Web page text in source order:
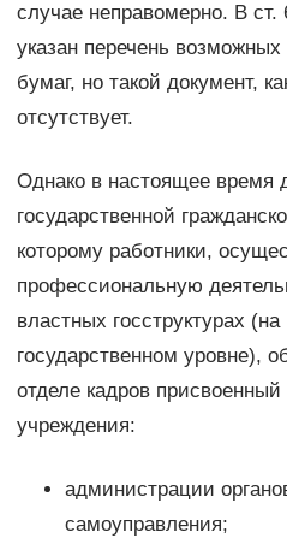
случае неправомерно. В ст.
указан перечень
бумаг, но такой документ,
отсутствует.
Однако в настоящее
государственной
которому работники,
профессиональную
властных госструктурах
государственном уровне),
отделе кадров
учреждения:
администрации
самоуправления;